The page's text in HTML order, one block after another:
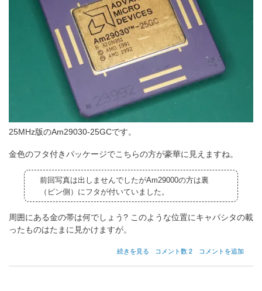
25MHz版のAm29030-25GCです。
金色のフタ付きパッケージでこちらの方が豪華に見えますね。
前回写真は出しませんでしたがAm29000の方は裏
（ピン側）にフタが付いていました。
周囲にある金の帯は何でしょう? このような位置にキャパシタの載
ったものはたまに見かけますが。
AMD
続きを見る コメント数 2 コメントを追加